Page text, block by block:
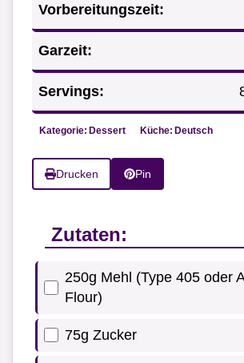
Vorbereitungszeit:
Garzeit:
Servings:
Kategorie: Dessert Küche: Deutsch
Drucken Pin
Zutaten:
250g Mehl (Type 405 oder
Flour)
75g Zucker